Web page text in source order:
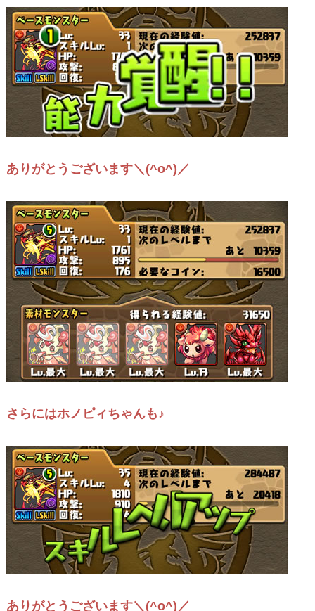
ありがとうございます＼(^o^)／
さらにはホノピィちゃんも♪
ありがとうございます＼(^o^)／